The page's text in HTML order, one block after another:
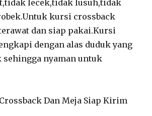
lecek,tidak lusuh,tidak
kursi crossback
dan siap pakai.Kursi
dengan alas duduk yang
sehingga nyaman untuk